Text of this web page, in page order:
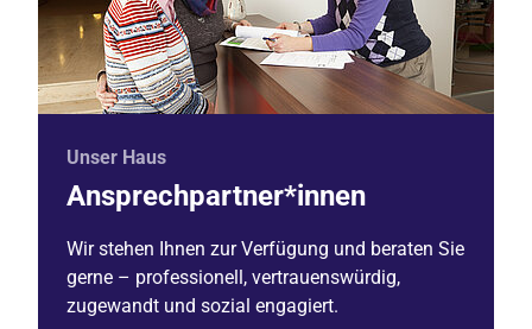
Unser Haus
Ansprechpartner*innen
Wir stehen Ihnen zur Verfügung und beraten Sie
gerne – professionell, vertrauenswürdig,
zugewandt und sozial engagiert.